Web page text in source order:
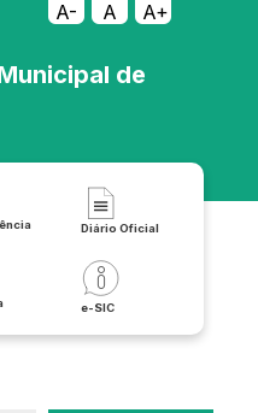
A- A A+
de
Diário Oficial
e-SIC